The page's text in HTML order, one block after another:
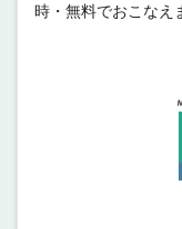
時・無料でおこなえ